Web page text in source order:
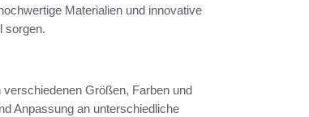
Materialien und innovative
sorgen.
Größen, Farben und
Anpassung an unterschiedliche